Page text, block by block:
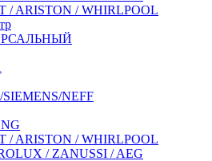
/ ARISTON / WHIRLPOOL
NEFF
/ ARISTON / WHIRLPOOL
/ ZANUSSI / AEG